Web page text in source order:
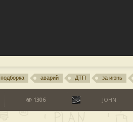
подборка аварий ДТП за июнь
1306 JOHN